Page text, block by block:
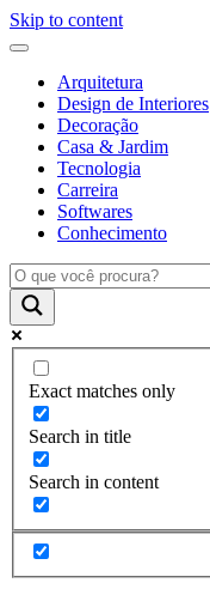
Skip to content
Arquitetura
Design de Interiores
Decoração
Casa & Jardim
Tecnologia
Carreira
Softwares
Conhecimento
Exact matches only
Search in title
Search in content